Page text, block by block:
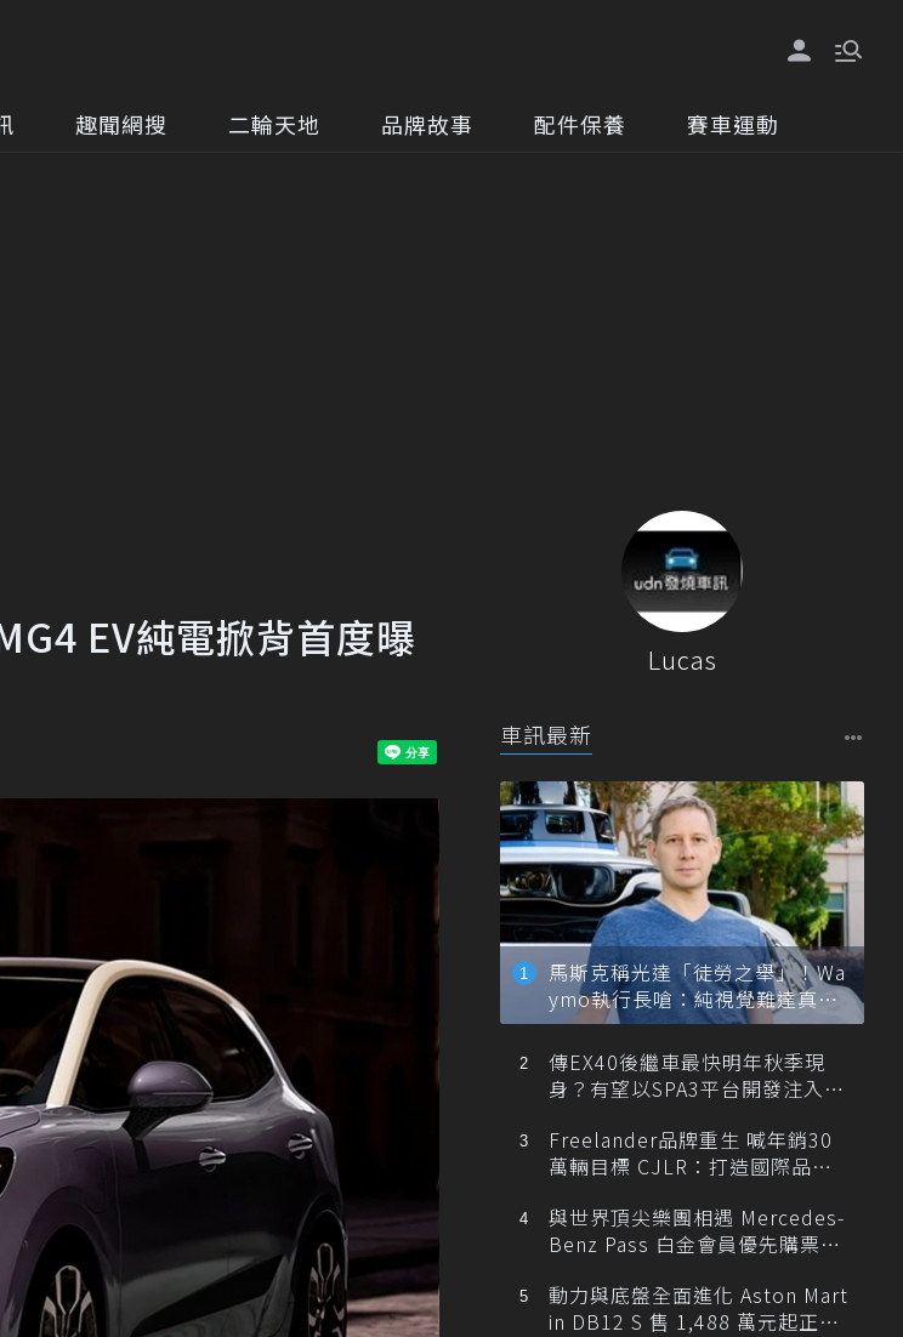
趣聞網搜 二輪天地 品牌故事 配件保養 賽車運動
EV純電掀背首度曝
Lucas
車訊最新
馬斯克稱光達「徒勞之舉」！Wa
ymo執行長嗆：純視覺難達真正
自動駕駛
傳EX40後繼車最快明年秋季現
身？有望以SPA3平台開發注入80
Freelander品牌重生 喊年銷30
萬輛目標 CJLR：打造國際品牌
與世界頂尖樂團相遇 Mercedes-
Benz Pass 白金會員優先購票維
動力與底盤全面進化 Aston Mart
in DB12 S 售 1,488 萬元起正式